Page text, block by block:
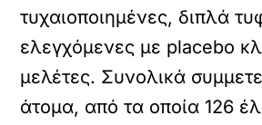
τυχαιοποιημένες, διπλά
ελεγχόμενες με placebo
μελέτες. Συνολικά
άτομα, από τα οποία 126